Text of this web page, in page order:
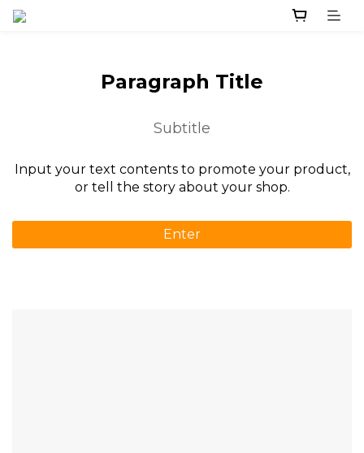
Paragraph Title
Subtitle
Input your text contents to promote your product,
or tell the story about your shop.
Enter